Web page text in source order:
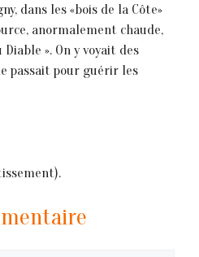
dans les «bois de la Côte»
anormalement chaude,
». On y voyait des
passait pour guérir les